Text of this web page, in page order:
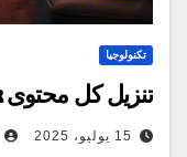
تكنولوجيا
تنزيل كل محتوى Netflix في ثانية واحدة
15 يوليو، 2025